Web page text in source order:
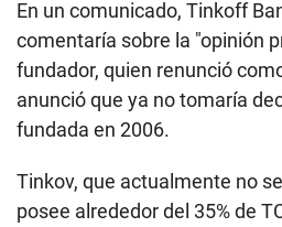
En un comunicado, Tinkoff
comentaría sobre la "opinión
fundador, quien renunció
anunció que ya no tomaría
fundada en 2006.
Tinkov, que actualmente no
posee alrededor del 35% de